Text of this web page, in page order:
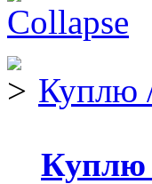
Куплю
Куплю